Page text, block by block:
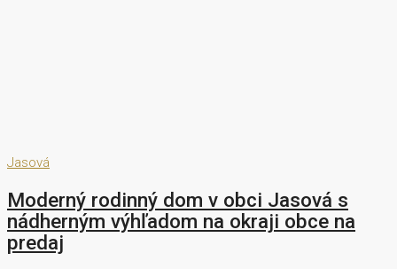
Jasová
Moderný rodinný dom v obci Jasová s
nádherným výhľadom na okraji obce na
predaj